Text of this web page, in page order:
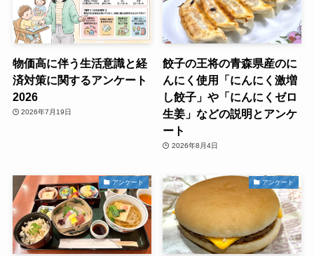
物価高に伴う生活意識と経
済対策に関するアンケート
2026
2026年7月19日
餃子の王将の青森県産のに
んにく使用「にんにく激増
し餃子」や「にんにくゼロ
生姜」などの説明とアンケ
ート
2026年8月4日
アンケート アンケート